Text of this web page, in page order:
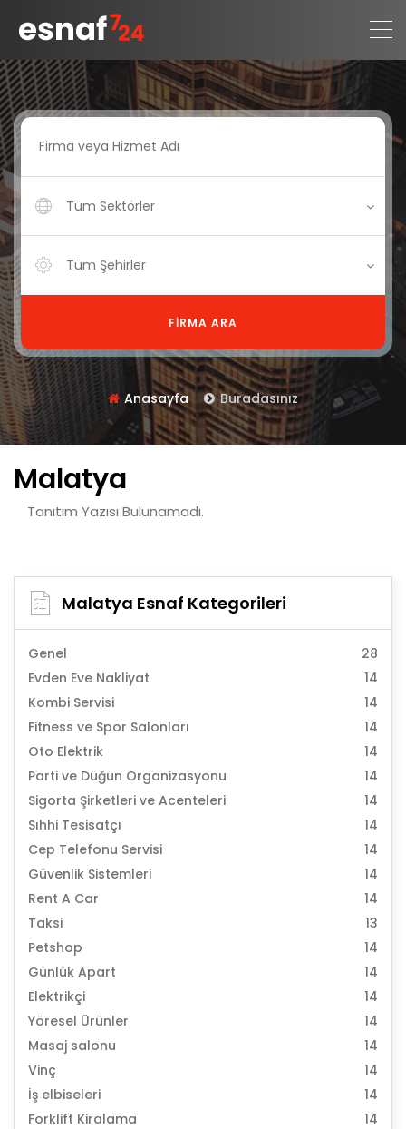
Tüm Sektörler
Tüm Şehirler
FIRMA ARA
Anasayfa Buradasınız
Malatya
Tanıtım Yazısı Bulunamadı.
Malatya Esnaf Kategorileri
Genel
28
Evden Eve Nakliyat
14
Kombi Servisi
14
Fitness ve Spor Salonları
14
Oto Elektrik
14
Parti ve Düğün Organizasyonu
14
Sigorta Şirketleri ve Acenteleri
14
Sıhhi Tesisatçı
14
Cep Telefonu Servisi
14
Güvenlik Sistemleri
14
Rent A Car
14
Taksi
13
Petshop
14
Günlük Apart
14
Elektrikçi
14
Yöresel Ürünler
14
Masaj salonu
14
Vinç
14
İş elbiseleri
14
Forklift Kiralama
14